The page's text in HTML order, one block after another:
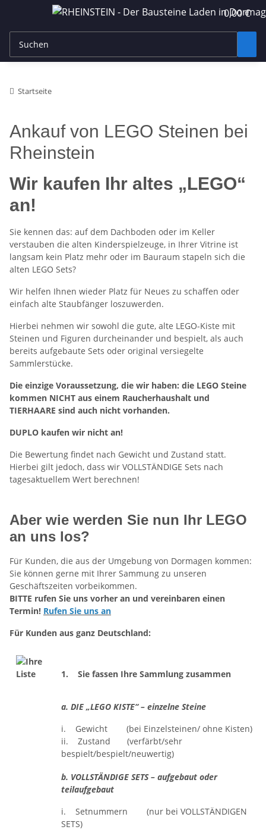
0,00 €
Startseite
Ankauf von LEGO Steinen bei
Rheinstein
Wir kaufen Ihr altes „LEGO“
an!
Sie kennen das: auf dem Dachboden oder im Keller
verstauben die alten Kinderspielzeuge, in Ihrer Vitrine ist
langsam kein Platz mehr oder im Bauraum stapeln sich die
alten LEGO Sets?
Wir helfen Ihnen wieder Platz für Neues zu schaffen oder
einfach alte Staubfänger loszuwerden.
Hierbei nehmen wir sowohl die gute, alte LEGO-Kiste mit
Steinen und Figuren durcheinander und bespielt, als auch
bereits aufgebaute Sets oder original versiegelte
Sammlerstücke.
Die einzige Voraussetzung, die wir haben: die LEGO Steine
kommen NICHT aus einem Raucherhaushalt und
TIERHAARE sind auch nicht vorhanden.
DUPLO kaufen wir nicht an!
Die Bewertung findet nach Gewicht und Zustand statt.
Hierbei gilt jedoch, dass wir VOLLSTÄNDIGE Sets nach
tagesaktuellem Wert berechnen!
Aber wie werden Sie nun Ihr LEGO
an uns los?
Für Kunden, die aus der Umgebung von Dormagen kommen:
Sie können gerne mit Ihrer Sammung zu unseren
Geschäftszeiten vorbeikommen.
BITTE rufen Sie uns vorher an und vereinbaren einen
Termin! Rufen Sie uns an
Für Kunden aus ganz Deutschland:
1. Sie fassen Ihre Sammlung zusammen
a. DIE „LEGO KISTE“ – einzelne Steine
i. Gewicht (bei Einzelsteinen/ ohne Kisten)
ii. Zustand (verfärbt/sehr
bespielt/bespielt/neuwertig)
b. VOLLSTÄNDIGE SETS – aufgebaut oder
teilaufgebaut
i. Setnummern (nur bei VOLLSTÄNDIGEN
SETS)